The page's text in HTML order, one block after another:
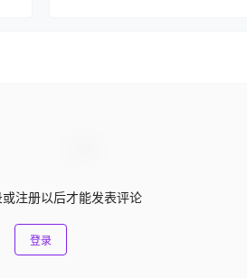
注册以后才能发表评论
登录